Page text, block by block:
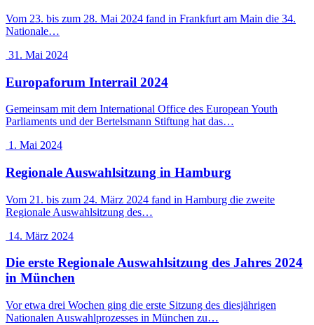
Vom 23. bis zum 28. Mai 2024 fand in Frankfurt am Main die 34.
Nationale…
31. Mai 2024
Europaforum Interrail 2024
Gemeinsam mit dem International Office des European Youth
Parliaments und der Bertelsmann Stiftung hat das…
1. Mai 2024
Regionale Auswahlsitzung in Hamburg
Vom 21. bis zum 24. März 2024 fand in Hamburg die zweite
Regionale Auswahlsitzung des…
14. März 2024
Die erste Regionale Auswahlsitzung des Jahres 2024
in München
Vor etwa drei Wochen ging die erste Sitzung des diesjährigen
Nationalen Auswahlprozesses in München zu…